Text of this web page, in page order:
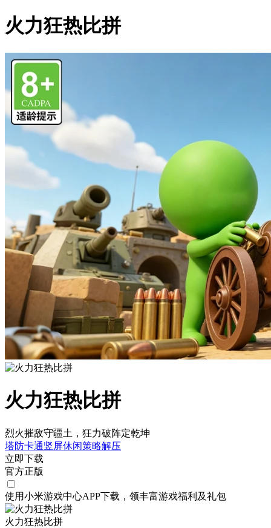
火力狂热比拼
火力狂热比拼
烈火摧敌守疆土，狂力破阵定乾坤
塔防卡通竖屏休闲策略解压
立即下载
官方正版
使用小米游戏中心APP下载 ，领丰富游戏福利 及礼包
火力狂热比拼